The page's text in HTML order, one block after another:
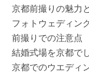
京都前撮りの魅力
フォトウェディン
前撮りでの注意点
結婚式場を京都で
京都でのウエディ